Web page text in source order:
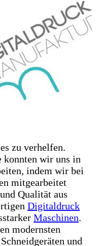
zu verhelfen.
konnten wir uns in
indem wir bei
mitgearbeitet
Qualität aus
Digitaldruck
Maschinen.
modernsten
und